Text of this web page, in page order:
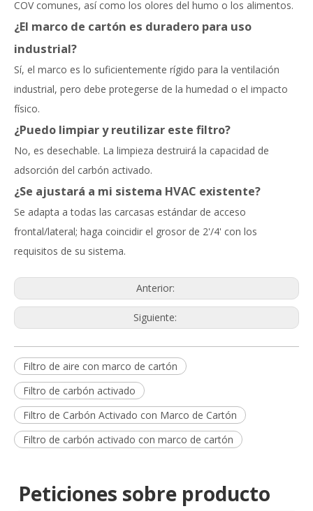
COV comunes, así como los olores del humo o los alimentos.
¿El marco de cartón es duradero para uso
industrial?
Sí, el marco es lo suficientemente rígido para la ventilación
industrial, pero debe protegerse de la humedad o el impacto
físico.
¿Puedo limpiar y reutilizar este filtro?
No, es desechable. La limpieza destruirá la capacidad de
adsorción del carbón activado.
¿Se ajustará a mi sistema HVAC existente?
Se adapta a todas las carcasas estándar de acceso
frontal/lateral; haga coincidir el grosor de 2'/4' con los
requisitos de su sistema.
Anterior:
Siguiente:
Filtro de aire con marco de cartón
Filtro de carbón activado
Filtro de Carbón Activado con Marco de Cartón
Filtro de carbón activado con marco de cartón
Peticiones sobre producto